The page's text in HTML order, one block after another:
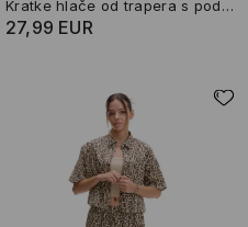
Kratke hlače od trapera s podvrnutim porubom
27,99 EUR